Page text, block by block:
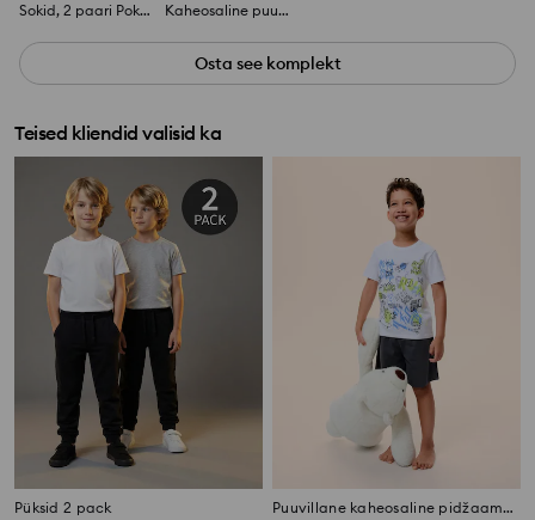
Sokid, 2 paari Pokémon Kaheosaline puuvillane pidžaama Pokémon
Osta see komplekt
Teised kliendid valisid ka
Püksid 2 pack Puuvillane kaheosaline pidžaama trüki kanssa